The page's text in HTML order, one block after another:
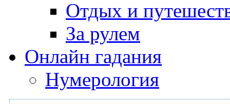
Отдых и
За рулем
Онлайн гадания
Нумерология